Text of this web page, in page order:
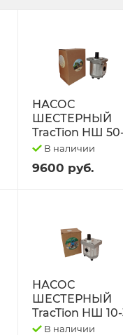
НАСОС
ШЕСТЕРНЫЙ
TracTion НШ
В наличии
9600 руб.
НАСОС
ШЕСТЕРНЫЙ
TracTion НШ
В наличии